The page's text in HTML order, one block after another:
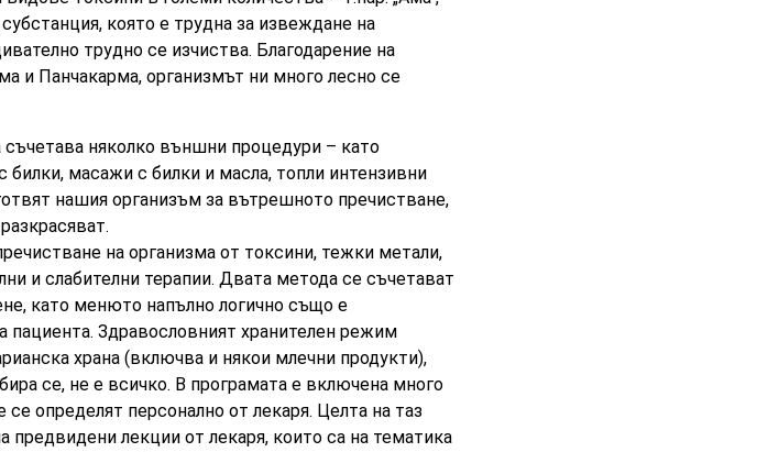
която е трудна за извеждане на
трудно се изчиства. Благодарение на
и Панчакарма, организмът ни много лесно се
съчетава няколко външни процедури – като
билки, масажи с билки и масла, топли интензивни
нашия организъм за вътрешното пречистване,
на организма от токсини, тежки метали,
и слабителни терапии. Двата метода се съчетават
като менюто напълно логично също е
пациента. Здравословният хранителен режим
храна (включва и някои млечни продукти),
се, не е всичко. В програмата е включена много
определят персонално от лекаря. Целта на таз
предвидени лекции от лекаря, които са на тематика